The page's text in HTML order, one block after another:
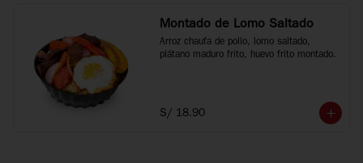
Montado de Lomo Saltado
Arroz chaufa de pollo, lomo saltado,
plátano maduro frito, huevo frito montado.
S/ 18.90